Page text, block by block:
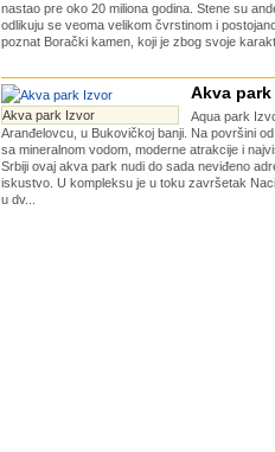
nastao pre oko 20 miliona godina. Stene su
odlikuju se veoma velikom čvrstinom i
poznat Borački kamen, koji je zbog svoje
Akva park Izvor
Akva park
Aqua park
Aranđelovcu, u Bukovičkoj banji. Na površini
sa mineralnom vodom, moderne atrakcije i
Srbiji ovaj akva park nudi do sada neviđeno
iskustvo. U kompleksu je u toku završetak
u dv...